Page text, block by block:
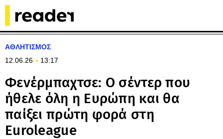
ΑΘΛΗΤΙΣΜΟΣ
12.06.26
13:17
Φενέρμπαχτσε: Ο σέντερ που
ήθελε όλη η Ευρώπη και θα
παίξει πρώτη φορά στη
Euroleague